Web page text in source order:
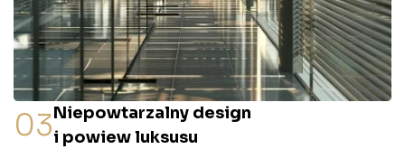
03Niepowtarzalny design
i powiew luksusu